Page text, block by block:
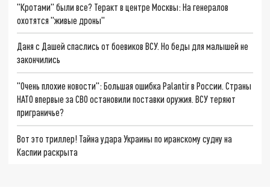
"Кротами" были все? Теракт в центре Москвы: На генералов
охотятся "живые дроны"
Даня с Дашей спаслись от боевиков ВСУ. Но беды для малышей не
закончились
"Очень плохие новости": Большая ошибка Palantir в России. Страны
НАТО впервые за СВО остановили поставки оружия. ВСУ теряют
приграничье?
Вот это триллер! Тайна удара Украины по иранскому судну на
Каспии раскрыта